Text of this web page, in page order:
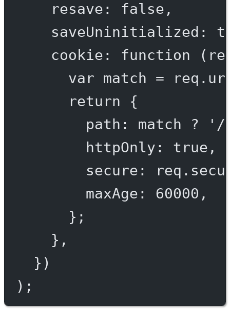
resave: false ,
saveUninitialized:
cookie : function (
var match =
return {
path: match
?
httpOnly: true ,
secure:
maxAge: 60000 ,
};
},
})
);